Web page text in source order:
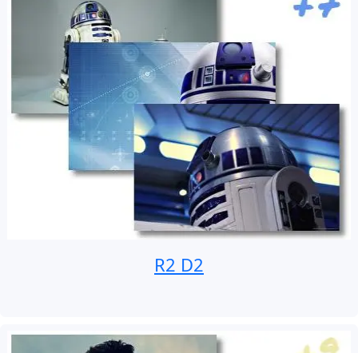
R2 D2